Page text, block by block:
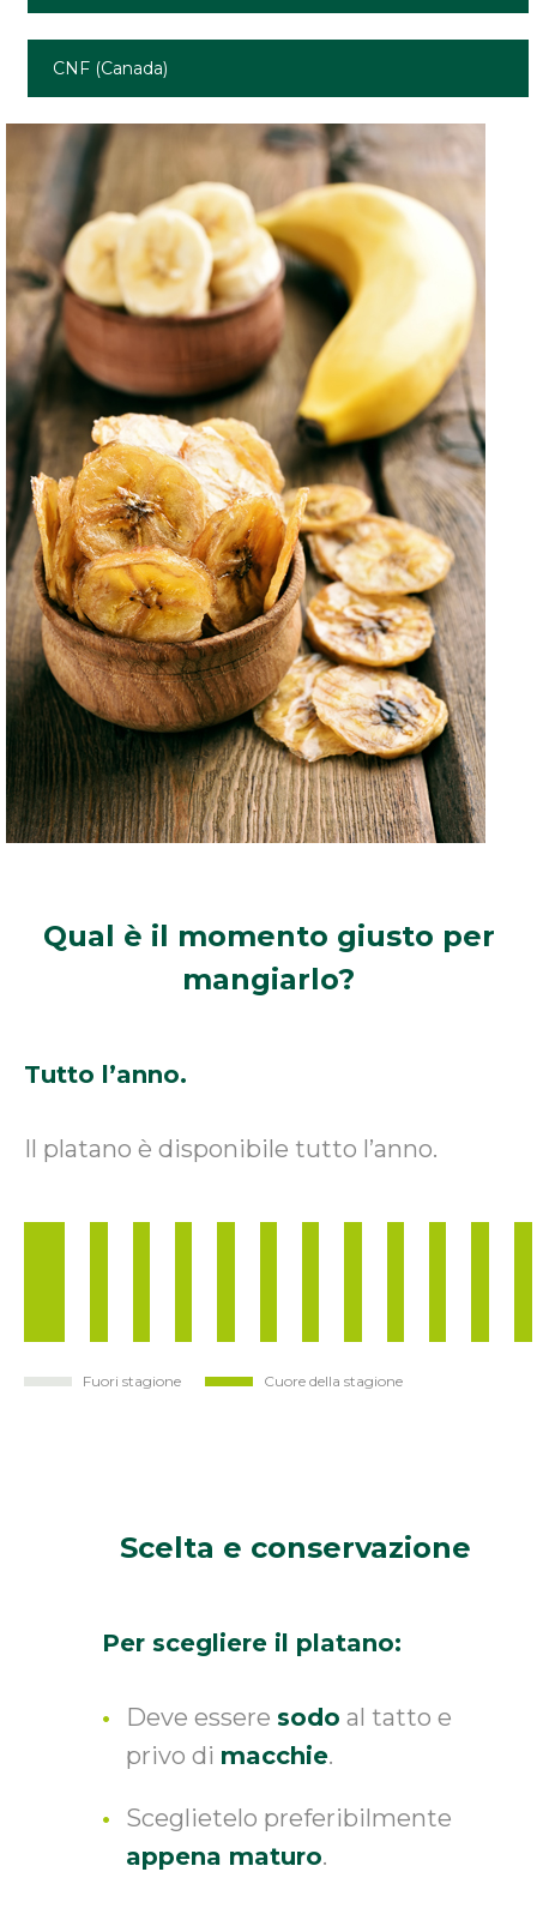
CNF (Canada)
Qual è il momento giusto per
mangiarlo?
Tutto l’anno.
Il platano è disponibile tutto l’anno.
Mar Ago
Fuori stagione Cuore della stagione
Scelta e conservazione
Per scegliere il platano:
Deve essere sodo al tatto e
privo di macchie.
Sceglietelo preferibilmente
appena maturo.